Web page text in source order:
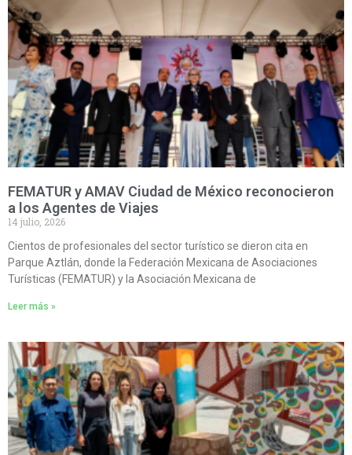
FEMATUR y AMAV Ciudad de México reconocieron
a los Agentes de Viajes
14 julio, 2026
Cientos de profesionales del sector turístico se dieron cita en
Parque Aztlán, donde la Federación Mexicana de Asociaciones
Turísticas (FEMATUR) y la Asociación Mexicana de
Leer más »